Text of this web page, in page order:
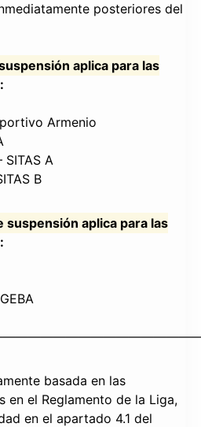
posteriores del
aplica para las
:
Armenio
SITAS A
B
suspensión aplica para las
:
basada en las
en el Reglamento de la Liga,
en el apartado 4.1 del